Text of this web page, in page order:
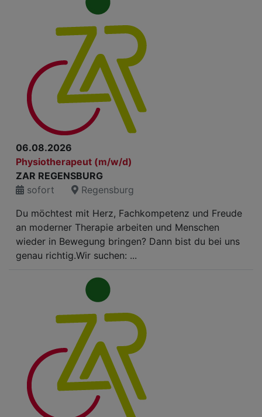
06.08.2026
Physiotherapeut (m/w/d)
ZAR REGENSBURG
sofort
Regensburg
Du möchtest mit Herz, Fachkompetenz und Freude
an moderner Therapie arbeiten und Menschen
wieder in Bewegung bringen? Dann bist du bei uns
genau richtig.Wir suchen: ...